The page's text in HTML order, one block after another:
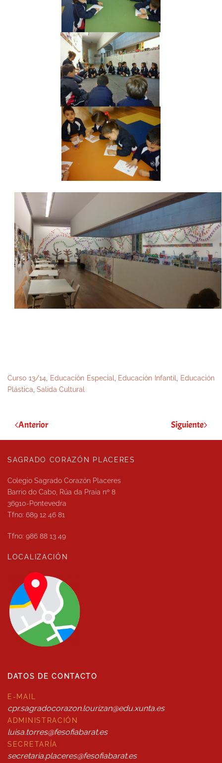
Curso 13/14, Educación Especial Educación Infantil
Educación
Plástica Salida Cultural
Anterior Siguiente
SAGRADO CORAZÓN PLACERES
Colegio Sagrado Corazón Placeres
Barrio do Cabo, Rúa da Praia nº 8
36910-Pontevedra
Tfno: 689 12 46 81
Tfno: 986 88 13 49
LOCALIZACIÓN
DATOS DE CONTACTO
E-MAIL
cpr.sagradocorazon.lourizan@edu.xunta.es
ADMINISTRACIÓN
luisa.torres@fesofiabarat.es
SECRETARÍA
secretaria.placeres@fesofiabarat.es